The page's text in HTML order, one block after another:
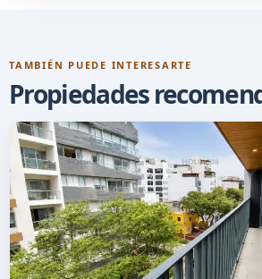
TAMBIÉN PUEDE INTERESARTE
Propiedades